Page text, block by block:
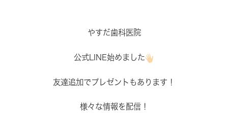
やすだ歯科医院
公式LINE始めました
友達追加でプレゼントもあります！
様々な情報を配信！